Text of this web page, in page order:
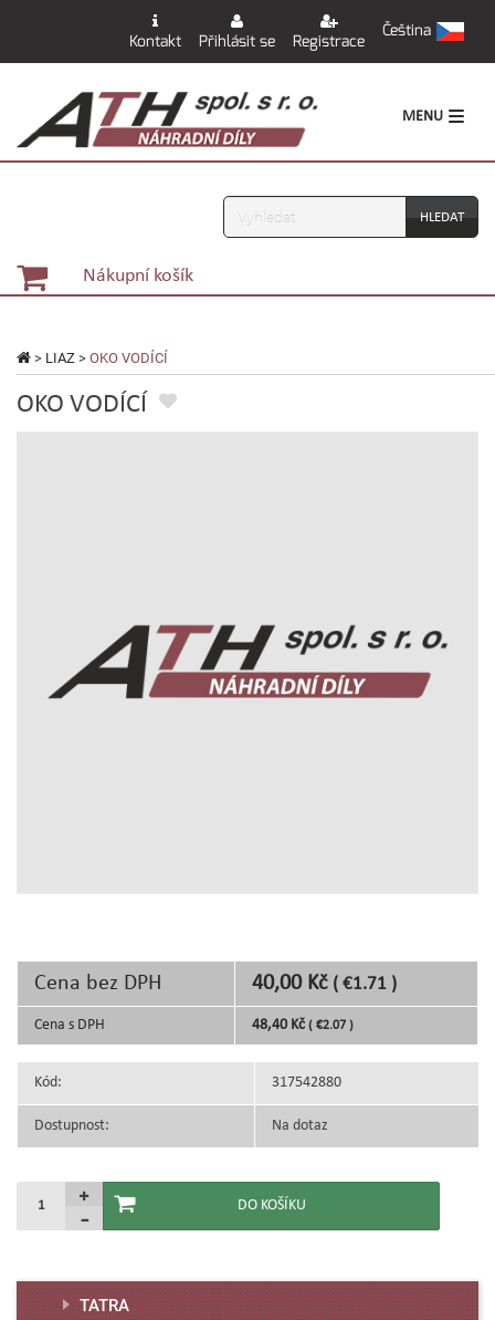
Kontakt Přihlásit se Registrace
Čeština
MENU
Vyhledávání
Nákupní košík
> LIAZ > OKO VODÍCÍ
OKO VODÍCÍ
Cena bez DPH 40,00 Kč ( €1.71 )
Cena s DPH 48,40 Kč ( €2.07 )
Kód: 317542880
Dostupnost: Na dotaz
TATRA